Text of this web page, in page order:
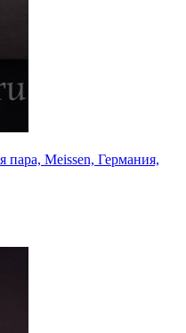
пара, Meissen, Германия,